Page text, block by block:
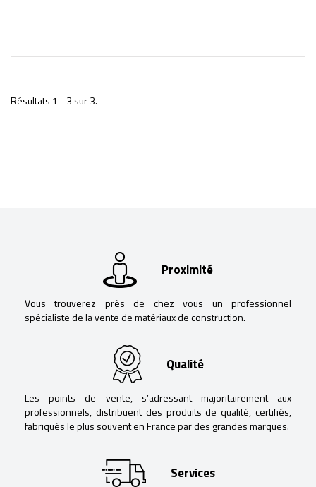
Résultats 1 - 3 sur 3.
Proximité
Vous trouverez près de chez vous un professionnel
spécialiste de la vente de matériaux de construction.
Qualité
Les points de vente, s’adressant majoritairement aux
professionnels, distribuent des produits de qualité, certifiés,
fabriqués le plus souvent en France par des grandes marques.
Services